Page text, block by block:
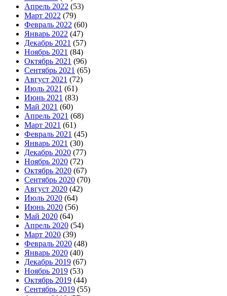
Апрель 2022 (53)
Март 2022 (79)
Февраль 2022 (60)
Январь 2022 (47)
Декабрь 2021 (57)
Ноябрь 2021 (84)
Октябрь 2021 (96)
Сентябрь 2021 (65)
Август 2021 (72)
Июль 2021 (61)
Июнь 2021 (83)
Май 2021 (60)
Апрель 2021 (68)
Март 2021 (61)
Февраль 2021 (45)
Январь 2021 (30)
Декабрь 2020 (77)
Ноябрь 2020 (72)
Октябрь 2020 (67)
Сентябрь 2020 (70)
Август 2020 (42)
Июль 2020 (64)
Июнь 2020 (56)
Май 2020 (64)
Апрель 2020 (54)
Март 2020 (39)
Февраль 2020 (48)
Январь 2020 (40)
Декабрь 2019 (67)
Ноябрь 2019 (53)
Октябрь 2019 (44)
Сентябрь 2019 (55)